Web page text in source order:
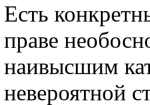
Есть
праве
наивысшим
невероятной